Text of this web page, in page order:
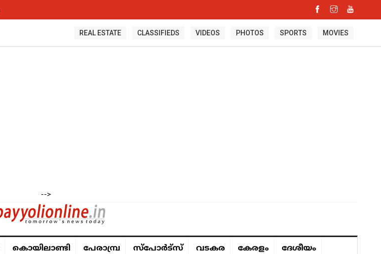
REAL ESTATE CLASSIFIEDS VIDEOS PHOTOS SPORTS MOVIES
-->
കൊയിലാണ്ടി പേരാമ്പ്ര സ്പോർട്സ് വടകര കേരളം ദേശീയം